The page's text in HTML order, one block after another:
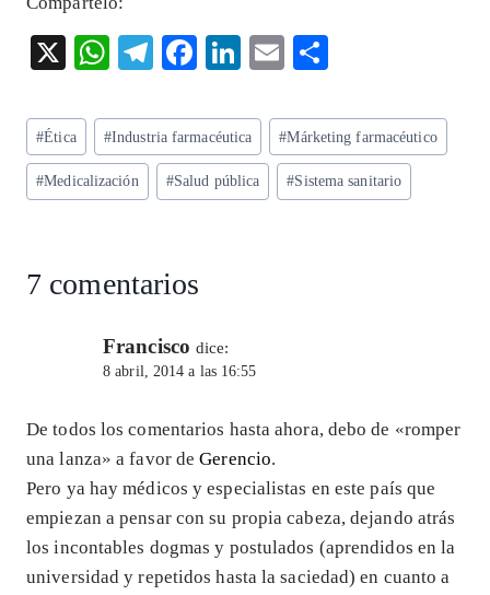
X
W
ts
A
p
T
eg
ra
m
F
eb
o
o
Li
ke
dI
n
E
ai
l
re
Etiquetas
de
la
#Ética #Industria farmacéutica #Márketing farmacéutico
#Medicalización #Salud pública #Sistema sanitario
7 comentarios
Francisco dice:
8 abril, 2014 a las 16:55
De todos los comentarios hasta ahora, debo de «romper
una lanza» a favor deGerencio.
Pero ya hay médicos y especialistas en este país que
empiezan a pensar con su propia cabeza, dejando atrás
los incontables dogmas y postulados (aprendidos en la
universidad y repetidos hasta la saciedad) en cuanto a